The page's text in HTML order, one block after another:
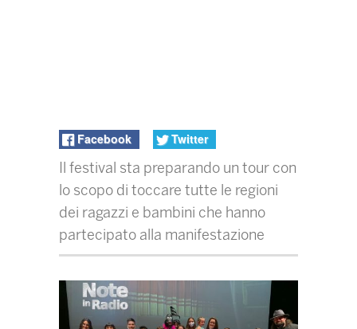
Facebook Twitter
Il festival sta preparando un tour con
lo scopo di toccare tutte le regioni
dei ragazzi e bambini che hanno
partecipato alla manifestazione